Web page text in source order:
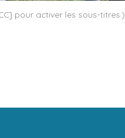
pour activer les sous-titres.)